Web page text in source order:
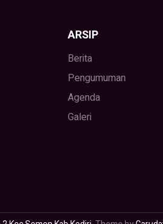
ARSIP
Berita
Pengumuman
Agenda
Galeri